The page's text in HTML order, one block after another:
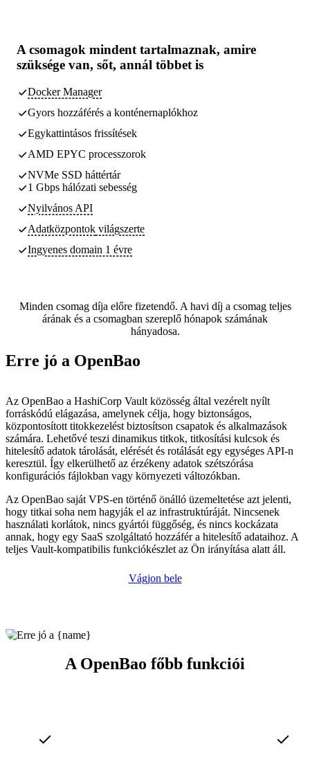
A csomagok mindent tartalmaznak, amire
szüksége van, sőt, annál többet is
Docker Manager
Gyors hozzáférés a konténernaplókhoz
Egykattintásos frissítések
AMD EPYC processzorok
NVMe SSD háttértár
1 Gbps hálózati sebesség
Nyilvános API
Adatközpontok világszerte
Ingyenes domain 1 évre
Minden csomag díja előre fizetendő. A havi díj a csomag teljes
árának és a csomagban szereplő hónapok számának
hányadosa.
Erre jó a OpenBao
Az OpenBao a HashiCorp Vault közösség által vezérelt nyílt
forráskódú elágazása, amelynek célja, hogy biztonságos,
központosított titokkezelést biztosítson csapatok és alkalmazások
számára. Lehetővé teszi dinamikus titkok, titkosítási kulcsok és
hitelesítő adatok tárolását, elérését és rotálását egy egységes API-n
keresztül. Így elkerülhető az érzékeny adatok szétszórása
konfigurációs fájlokban vagy környezeti változókban.
Az OpenBao saját VPS-en történő önálló üzemeltetése azt jelenti,
hogy titkai soha nem hagyják el az infrastruktúráját. Nincsenek
használati korlátok, nincs gyártói függőség, és nincs kockázata
annak, hogy egy SaaS szolgáltató hozzáfér a hitelesítő adataihoz. A
teljes Vault-kompatibilis funkciókészlet az Ön irányítása alatt áll.
Vágjon bele
A OpenBao főbb funkciói